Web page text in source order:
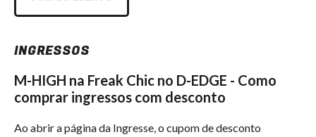
INGRESSOS
M-HIGH na Freak Chic no D-EDGE - Como
comprar ingressos com desconto
Ao abrir a página da Ingresse, o cupom de desconto